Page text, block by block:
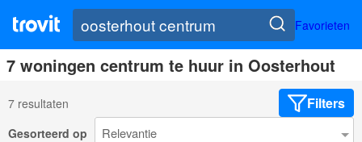
Favorieten
7 woningen centrum te huur in Oosterhout
7 resultaten Filters
Gesorteerd op